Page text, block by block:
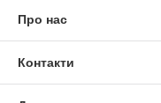
Про нас
Контакти